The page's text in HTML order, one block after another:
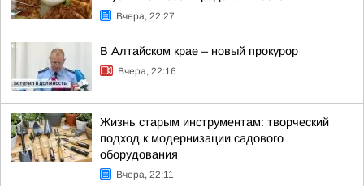
Вчера, 22:27
В Алтайском крае – новый прокурор
Вчера, 22:16
Жизнь старым инструментам: творческий
подход к модернизации садового
оборудования
Вчера, 22:11